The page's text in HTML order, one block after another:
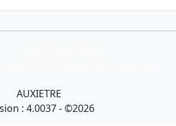
AUXIETRE
: 4.0037 - ©2026